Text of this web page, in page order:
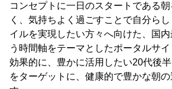
コンセプトに一日のスタートである
く、気持ちよく過ごすことで自分ら
イルを実現したい方々へ向けた、国
う時間軸をテーマとしたポータルサ
効果的に、豊かに活用したい20代後
をターゲットに、健康的で豊かな朝